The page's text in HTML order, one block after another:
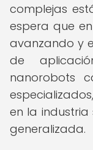
complejas
espera que
avanzando y
de
nanorobots
en la
generalizada.